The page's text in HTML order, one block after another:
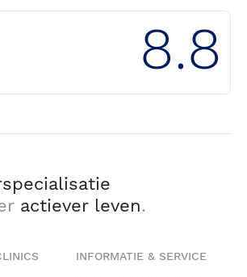
8.8
actiever leven.
INFORMATIE & SERVICE